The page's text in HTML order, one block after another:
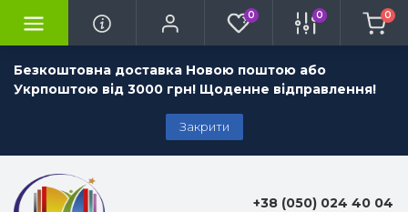
Безкоштовна доставка Новою поштою або
Укрпоштою від 3000 грн! Щоденне відправлення!
Закрити
0 0 0
+38 (050) 024 40 04